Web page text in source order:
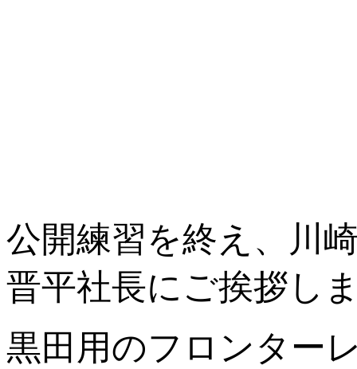
公開練習を終え、川
晋平社長にご挨拶し
黒田用のフロンター